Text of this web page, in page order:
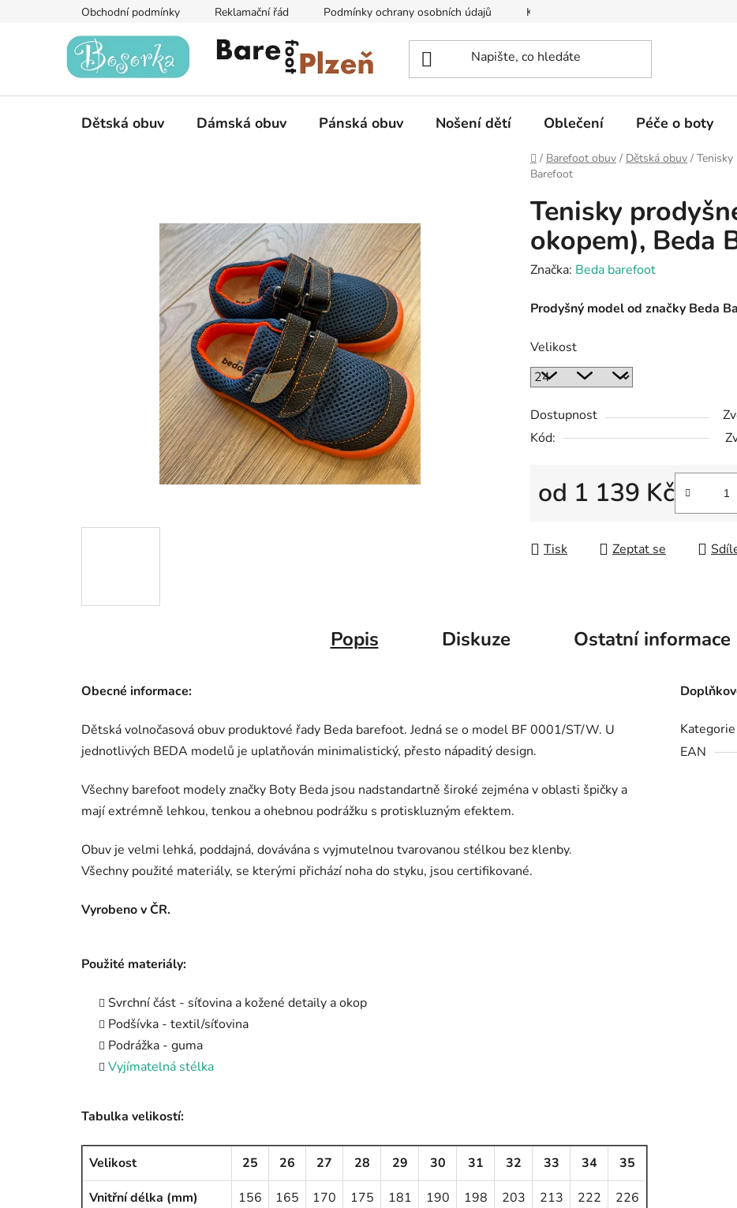
Obchodní podmínky Reklamační řád Podmínky ochrany osobních údajů Kontakty na prodejny
Dětská obuv Dámská obuv Pánská obuv Nošení dětí Oblečení Péče o boty
Domů
/ Barefoot obuv / Dětská obuv /
Barefoot
Tenisky
okopem), Beda
Značka: Beda barefoot
Prodyšný model od značky Beda
Velikost
Dostupnost
Kód:
od 1 139 Kč
Tisk Zeptat se
Popis Diskuze Ostatní informace
Obecné informace:
Dětská volnočasová obuv produktové řady Beda barefoot. Jedná se o model BF 0001/ST/W. U
jednotlivých BEDA modelů je uplatňován minimalistický, přesto nápaditý design.
Všechny barefoot modely značky Boty Beda jsou nadstandartně široké zejména v oblasti špičky a
mají extrémně lehkou, tenkou a ohebnou podrážku s protiskluzným efektem.
Obuv je velmi lehká, poddajná, dovávána s vyjmutelnou tvarovanou stélkou bez klenby.
Všechny použité materiály, se kterými přichází noha do styku, jsou certifikované.
Vyrobeno v ČR.
Použité materiály:
Svrchní část - síťovina a kožené detaily a okop
Podšívka - textil/síťovina
Podrážka - guma
Vyjímatelná stélka
Tabulka velikostí:
Velikost 25 26 27 28 29 30 31 32 33 34
35
Vnitřní délka (mm)
156 165 170 175 181 190 198 203 213 222
226
Kategorie
EAN